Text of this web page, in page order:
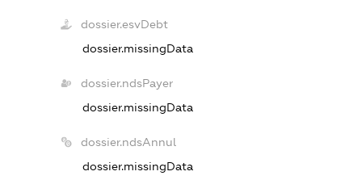
dossier.esvDebt
dossier.missingData
dossier.ndsPayer
dossier.missingData
dossier.ndsAnnul
dossier.missingData